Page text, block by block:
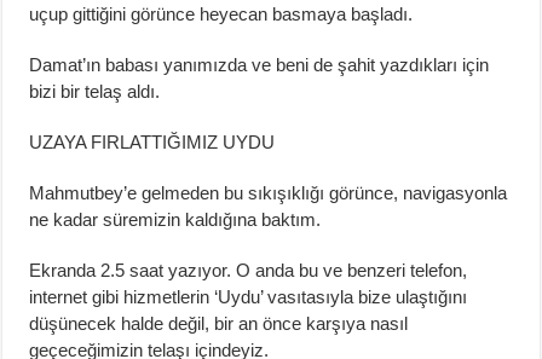
uçup gittiğini görünce heyecan basmaya başladı.
Damat’ın babası yanımızda ve beni de şahit yazdıkları için
bizi bir telaş aldı.
UZAYA FIRLATTIĞIMIZ UYDU
Mahmutbey’e gelmeden bu sıkışıklığı görünce, navigasyonla
ne kadar süremizin kaldığına baktım.
Ekranda 2.5 saat yazıyor. O anda bu ve benzeri telefon,
internet gibi hizmetlerin ‘Uydu’ vasıtasıyla bize ulaştığını
düşünecek halde değil, bir an önce karşıya nasıl
geçeceğimizin telaşı içindeyiz.